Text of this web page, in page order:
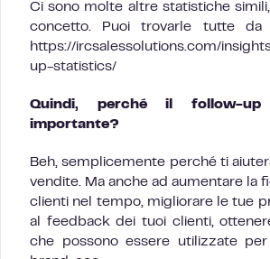
Ci sono molte altre statistiche
concetto. Puoi trovarle tutte da
https://ircsalessolutions.com/
up-statistics/
Quindi, perché il follow-
importante?
Beh, semplicemente perché ti
vendite. Ma anche ad aumentare la
clienti nel tempo, migliorare le tue
al feedback dei tuoi clienti,
che possono essere utilizzate per